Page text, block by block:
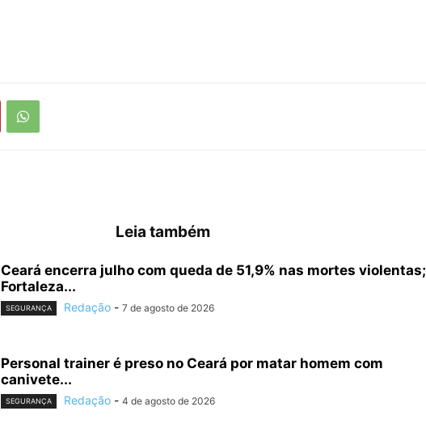
Leia também
Ceará encerra julho com queda de 51,9% nas mortes violentas;
Fortaleza...
SEGURANÇA Redação - 7 de agosto de 2026
Personal trainer é preso no Ceará por matar homem com
canivete...
SEGURANÇA Redação - 4 de agosto de 2026